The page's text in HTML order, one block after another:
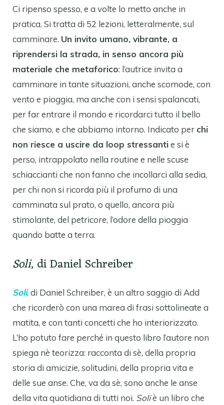
Ci ripenso spesso, e a volte lo metto anche in
pratica. Si tratta di 52 lezioni, letteralmente, sul
camminare. Un invito umano, vibrante, a
riprendersi la strada, in senso ancora più
materiale che metaforico: l’autrice invita a
camminare in tante situazioni, anche scomode, con
vento e pioggia, ma anche con i sensi spalancati,
per far entrare il mondo e ricordarci tutto il bello
che siamo, e che abbiamo intorno. Indicato per chi
non riesce a uscire da loop stressantie si è
perso, intrappolato nella routine e nelle scuse
schiaccianti che non fanno che incollarci alla sedia,
per chi non si ricorda più il profumo di una
camminata sul prato, o quello, ancora più
stimolante, del petricore, l’odore della pioggia
quando batte a terra.
Soli, di Daniel Schreiber
Soli, di Daniel Schreiber, è un altro saggio di Add
che ricorderò con una marea di frasi sottolineate a
matita, e con tanti concetti che ho interiorizzato.
L’ho potuto fare perché in questo libro l’autore non
spiega nè teorizza: racconta di sè, della propria
storia di amicizie, solitudini, della propria vita e
delle sue anse. Che, va da sè, sono anche le anse
della vita quotidiana di tutti noi. Soliè un libro che